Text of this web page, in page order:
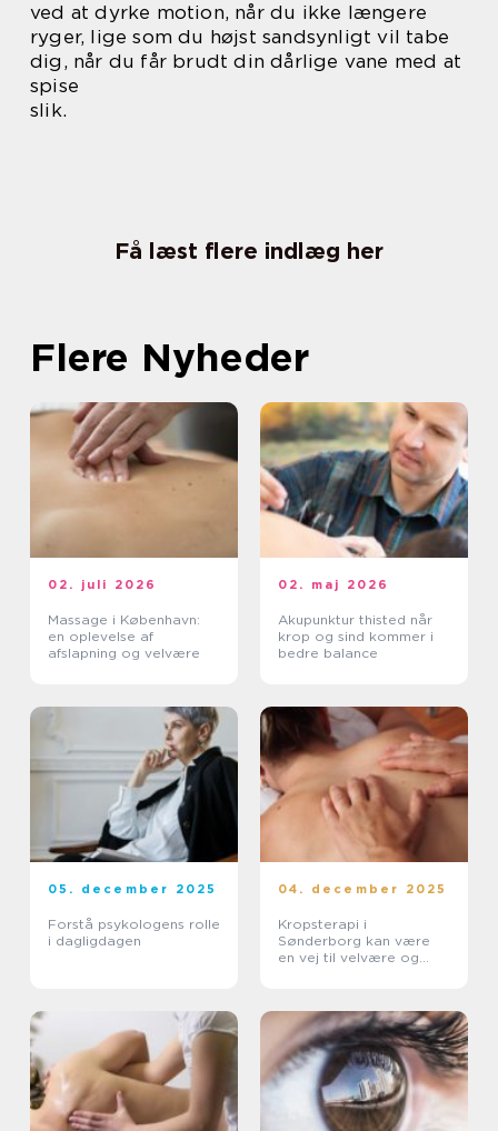
ved at dyrke motion, når du ikke længere
ryger, lige som du højst sandsynligt vil tabe
dig, når du får brudt din dårlige vane med at
spise
slik.
Få læst flere indlæg her
Flere Nyheder
02. juli 2026
Massage i København:
en oplevelse af
afslapning og velvære
02. maj 2026
Akupunktur thisted når
krop og sind kommer i
bedre balance
05. december 2025
Forstå psykologens rolle
i dagligdagen
04. december 2025
Kropsterapi i
Sønderborg kan være
en vej til velvære og